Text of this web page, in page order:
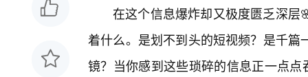
在这个信息爆炸却又极度匮乏深层
着什么。是划不到头的短视频？是千
镜？当你感到这些琐碎的信息正一点